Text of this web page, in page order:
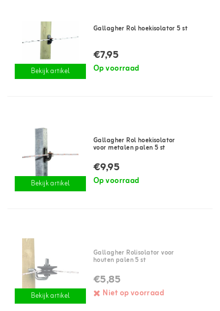
Bekijk artikel
Gallagher Rol hoekisolator 5 st
€7,95
Op voorraad
Bekijk artikel
Gallagher Rol hoekisolator
voor metalen palen 5 st
€9,95
Op voorraad
Bekijk artikel
Gallagher Rolisolator voor
houten palen 5 st
€5,85
Niet op voorraad